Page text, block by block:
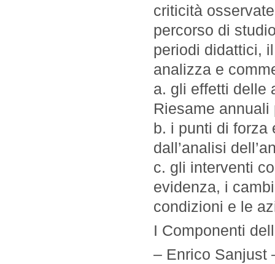
criticità
percorso di
periodi didattici,
analizza e
a. gli effetti delle
Riesame annuali
b. i punti di forza
dall’analisi
c. gli interventi
evidenza, i
condizioni e le
I Componenti
– Enrico Sanjust